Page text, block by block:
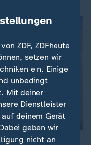
ZDF, ZDFheute
setzen wir
ein. Einige
unbedingt
Mit deiner
Dienstleister
deinem Gerät
geben wir
nicht an